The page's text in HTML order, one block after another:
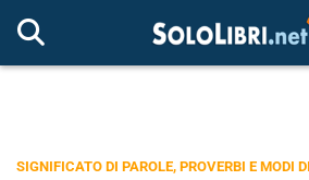
SIGNIFICATO DI PAROLE, PROVERBI E MODI